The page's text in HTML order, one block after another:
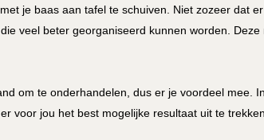
je baas aan tafel te schuiven. Niet zozeer dat
veel beter georganiseerd kunnen worden.
om te onderhandelen, dus er je voordeel mee.
voor jou het best mogelijke resultaat uit te